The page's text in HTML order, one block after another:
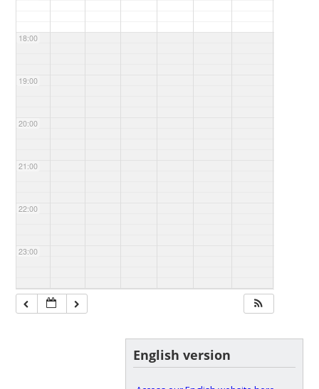
18:00
19:00
20:00
21:00
22:00
23:00
English version